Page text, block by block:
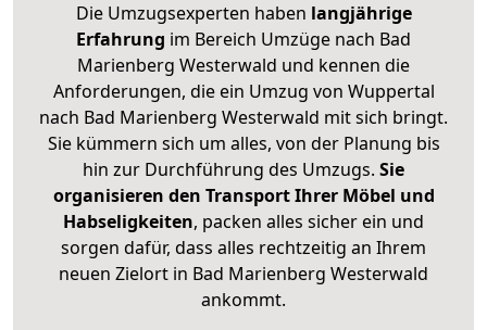
Die Umzugsexperten haben langjährige
Erfahrung im Bereich Umzüge nach Bad
Marienberg Westerwald und kennen die
Anforderungen, die ein Umzug von Wuppertal
nach Bad Marienberg Westerwald mit sich bringt.
Sie kümmern sich um alles, von der Planung bis
hin zur Durchführung des Umzugs. Sie
organisieren den Transport Ihrer Möbel und
Habseligkeiten, packen alles sicher ein und
sorgen dafür, dass alles rechtzeitig an Ihrem
neuen Zielort in Bad Marienberg Westerwald
ankommt.